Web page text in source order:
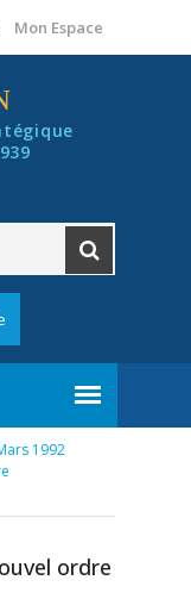
Mon Espace
1992
ordre